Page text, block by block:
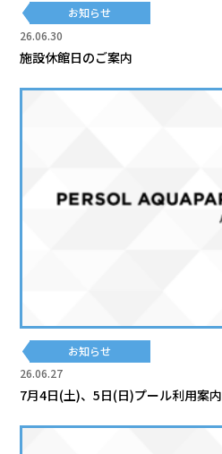
26.06.30
お知らせ
施設休館日のご案内
26.06.27
お知らせ
7月4日(土)、5日(日)プール利用案内